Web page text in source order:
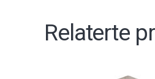
Relaterte